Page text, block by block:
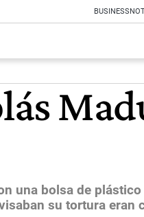
BUSINESS
una bolsa de
su tortura eran